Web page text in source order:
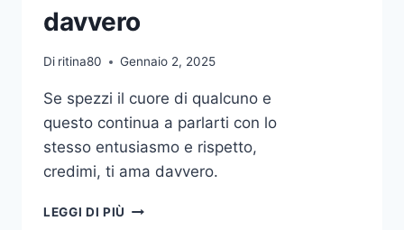
davvero
Di ritina80 Gennaio 2, 2025
Se spezzi il cuore di qualcuno e
questo continua a parlarti con lo
stesso entusiasmo e rispetto,
credimi, ti ama davvero.
LEGGI DI PIÙ SE